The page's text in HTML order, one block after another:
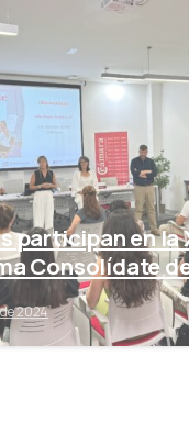
participan en la
Consolídate
2024